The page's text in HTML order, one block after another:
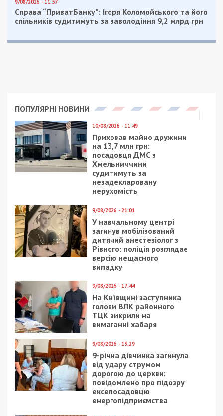
Facebook
Telegram
Twitter
WhatsApp
ViberEmail
Категории: Суспільство | Метки: війна ,
обстріл
Приєднуйтесь також до 49000 в Google News. Слідкуйте
за останніми новинами!
Приєднатися
Предыдущая статья:
Адвокат з Одеси обіцяв умовний термін
за 3 тисячі доларів
міністра Олексія Кулеби на 5 мільйонів
гривень
ГРОШІ